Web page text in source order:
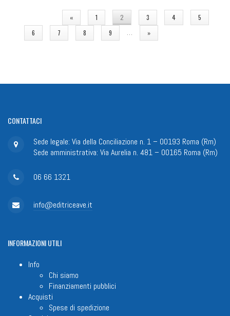
« 1 2 3 4
5
6
7 8 9 … »
CONTATTACI
Sede legale: Via della Conciliazione n. 1 – 00193 Roma (Rm)
Sede amministrativa: Via Aurelia n. 481 – 00165 Roma (Rm)
06 66 1321
info@editriceave.it
INFORMAZIONIUTILI
Info
Chi siamo
Finanziamenti pubblici
Acquisti
Spese di spedizione